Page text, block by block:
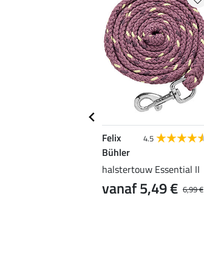
Felix
Bühler
4.5
halstertouw Essential II
6,99 €
vanaf 5,49 €